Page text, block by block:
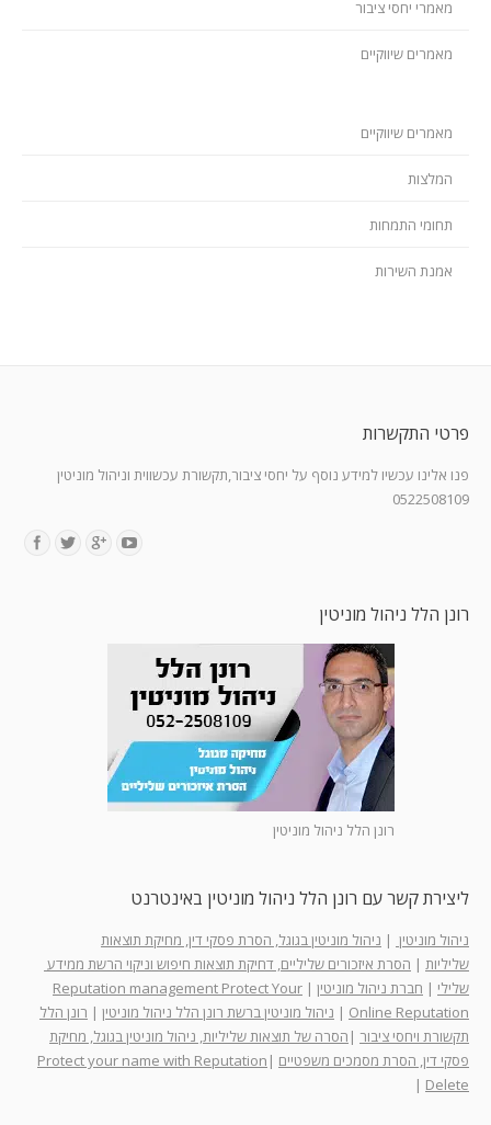
מאמרי יחסי ציבור
מאמרים שיווקיים
מאמרים שיווקיים
המלצות
תחומי התמחות
אמנת השירות
פרטי התקשרות
פנו אלינו עכשיו למידע נוסף על יחסי ציבור,תקשורת עכשווית וניהול מוניטין
0522508109
רונן הלל ניהול מוניטין
רונן הלל ניהול מוניטין
ליצירת קשר עם רונן הלל ניהול מוניטין באינטרנט
ניהול מוניטין | ניהול מוניטין בגוגל, הסרת פסקי דין, מחיקת תוצאות
שליליות | הסרת איזכורים שליליים, דחיקת תוצאות חיפוש וניקוי הרשת ממידע
שלילי | חברת ניהול מוניטין |
Reputation management Protect Your
Online Reputation
| ניהול מוניטין ברשת רונן הלל ניהול מוניטין | רונן הלל
תקשורת ויחסי ציבור | הסרה של תוצאות שליליות, ניהול מוניטין בגוגל, מחיקת
פסקי דין, הסרת מסמכים משפטיים |
Protect your name with Reputation
Delete
|